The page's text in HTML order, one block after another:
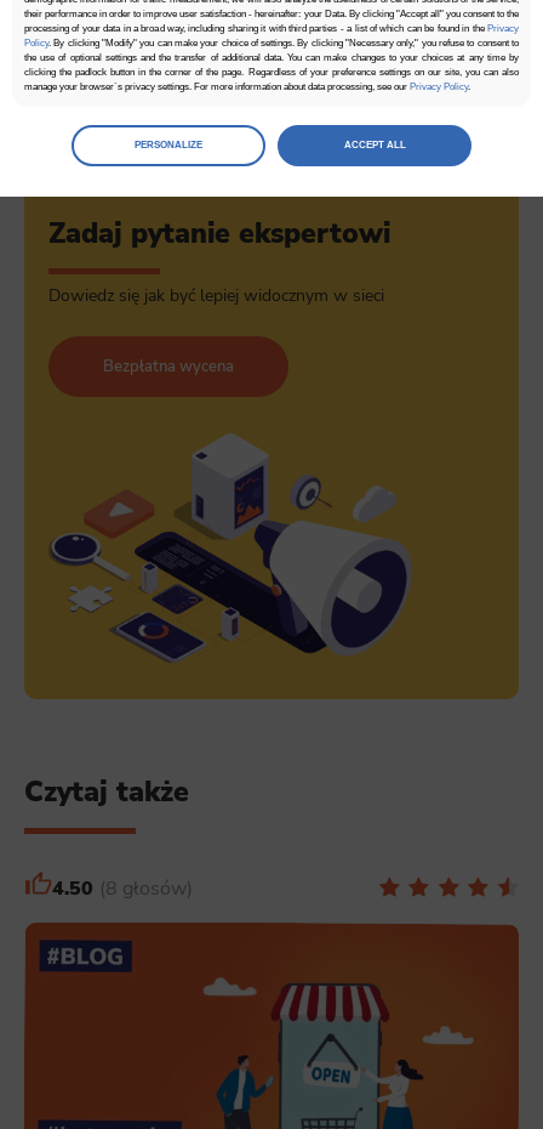
their performance in order to improve user satisfaction - hereinafter: your Data. By clicking "Accept all" you consent to the
processing of your data in a broad way, including sharing it with third parties - a list of which can be found in the Privacy
Policy. By clicking "Modify" you can make your choice of settings. By clicking "Necessary only," you refuse to consent to
the use of optional settings and the transfer of additional data. You can make changes to your choices at any time by
clicking the padlock button in the corner of the page. Regardless of your preference settings on our site, you can also
manage your browser`s privacy settings. For more information about data processing, see our Privacy Policy.
Managepreferences
Select the consents of your choice
Necessary scripts and data stored on the end device contribute to the security and usability of the website by enabling
This is data used to personalize your use of our website and to remember choices you make while using our website. For
example, we may use functional cookies to remember your language preferences or to remember your login information,
making it easier for you to use the site.
Scripts and data used to collect information to analyze site traffic and how users use the site, how they came to the
site, and to create aggregate demographic statistics about users. Analytical cookies and similar technologies allow us
to measure the effectiveness of actions taken and content presented.
Marketing
Scope responsible for displaying personalized ads that may be of interest to the user based on browsing history and
habits and demographic criteria. Also, third-party files that, in conjunction with files installed while browsing other
websites, profile the user, providing him or her with the marketing, advertising and retargeting content deemed most
PERSONALIZE ACCEPT ALL
Zapisz się
Zadaj pytanie ekspertowi
Dowiedz się jak być lepiej widocznym w sieci
Bezpłatna wycena
Czytaj także
4.50 8 głosów